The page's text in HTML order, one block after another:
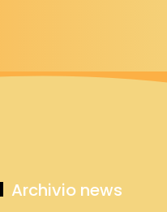
Archivio news